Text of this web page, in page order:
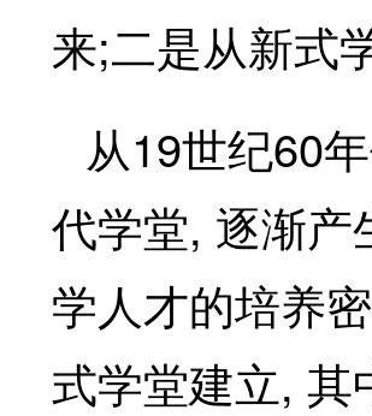
来;二是从新式
从19世纪60
代学堂, 逐渐产
学人才的培养
式学堂建立, 其